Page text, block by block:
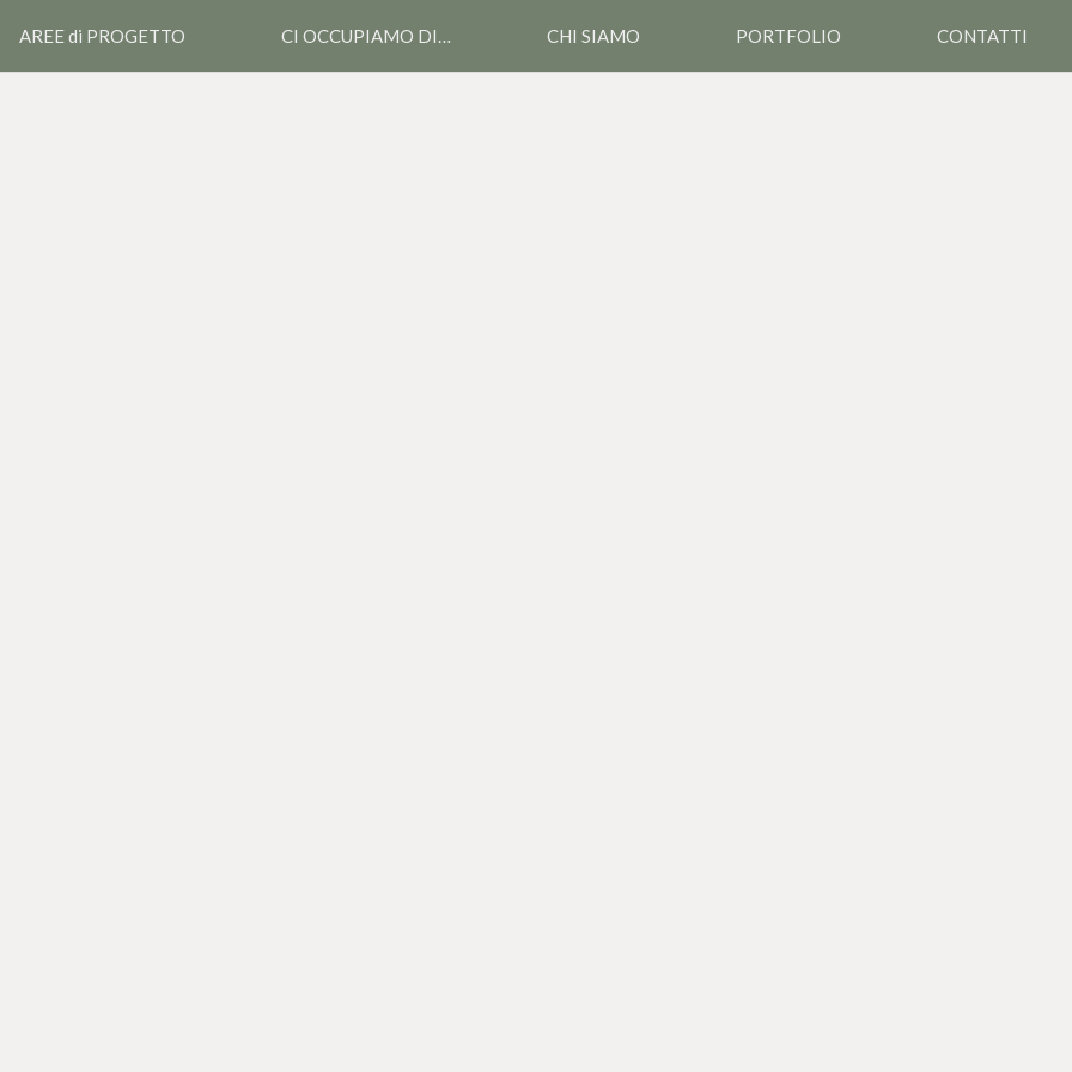
AREE di PROGETTO CI OCCUPIAMO DI… CHI SIAMO PORTFOLIO CONTATTI